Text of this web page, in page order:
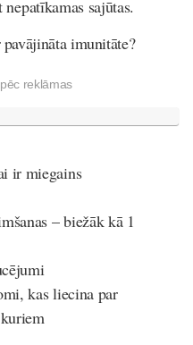
sajūtas.
imunitāte?
reklāmas
ir miegains
– biežāk kā 1
kas liecina par